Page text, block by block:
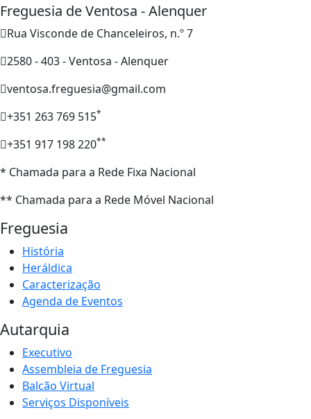
Freguesia de Ventosa - Alenquer
Rua Visconde de Chanceleiros, n.º 7
2580 - 403 - Ventosa - Alenquer
ventosa.freguesia@gmail.com
+351 263 769 515*
+351 917 198 220**
* Chamada para a Rede Fixa Nacional
** Chamada para a Rede Móvel Nacional
Freguesia
História
Heráldica
Caracterização
Agenda de Eventos
Autarquia
Executivo
Assembleia de Freguesia
Balcão Virtual
Serviços Disponíveis